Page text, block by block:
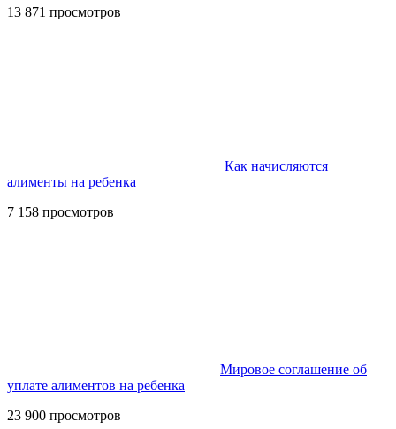
13 871 просмотров
Как начисляются
алименты на ребенка
7 158 просмотров
Мировое соглашение об
уплате алиментов на ребенка
23 900 просмотров